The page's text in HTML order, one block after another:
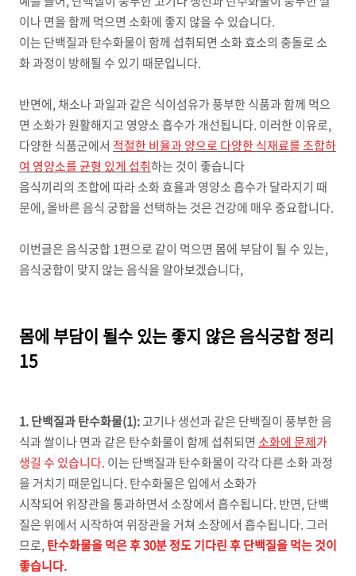
이나 면을 함께 먹으면 소화에 좋지 않을 수 있습니다.
이는 단백질과 탄수화물이 함께 섭취되면 소화 효소의 충돌로 소
화 과정이 방해될 수 있기 때문입니다.
반면에, 채소나 과일과 같은 식이섬유가 풍부한 식품과 함께 먹으
면 소화가 원활해지고 영양소 흡수가 개선됩니다. 이러한 이유로,
다양한 식품군에서 적절한 비율과 양으로 다양한 식재료를 조합하
여 영양소를 균형 있게 섭취하는 것이 좋습니다
음식끼리의 조합에 따라 소화 효율과 영양소 흡수가 달라지기 때
문에, 올바른 음식 궁합을 선택하는 것은 건강에 매우 중요합니다.
이번글은 음식궁합 1편으로 같이 먹으면 몸에 부담이 될 수 있는,
음식궁합이 맞지 않는 음식을 알아보겠습니다,
몸에 부담이 될수 있는 좋지 않은 음식궁합 정리
15
1. 단백질과 탄수화물(1):고기나 생선과 같은 단백질이 풍부한 음
식과 쌀이나 면과 같은 탄수화물이 함께 섭취되면 소화에 문제가
생길 수 있습니다. 이는 단백질과 탄수화물이 각각 다른 소화 과정
을 거치기 때문입니다. 탄수화물은 입에서 소화가
시작되어 위장관을 통과하면서 소장에서 흡수됩니다. 반면, 단백
질은 위에서 시작하여 위장관을 거쳐 소장에서 흡수됩니다. 그러
므로, 탄수화물을 먹은 후 30분 정도 기다린 후 단백질을 먹는 것이
좋습니다.